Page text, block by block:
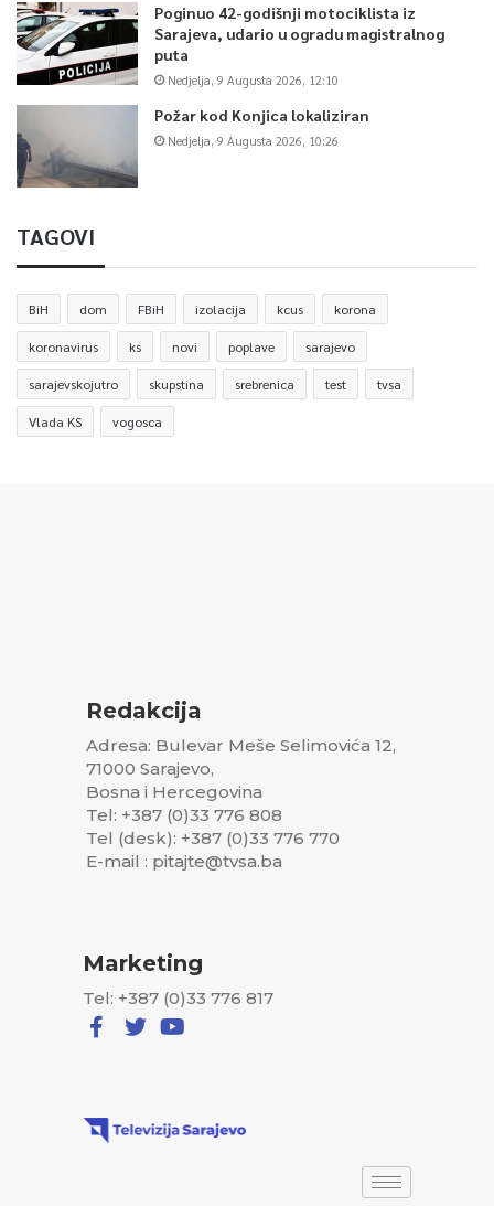
Poginuo 42-godišnji motociklista iz
Sarajeva, udario u ogradu magistralnog
puta
Nedjelja, 9 Augusta 2026, 12:10
Požar kod Konjica lokaliziran
Nedjelja, 9 Augusta 2026, 10:26
TAGOVI
BiH dom FBiH izolacija kcus korona
koronavirus ks novi poplave sarajevo
sarajevskojutro skupstina srebrenica test tvsa
Vlada KS vogosca
Redakcija
Adresa: Bulevar Meše Selimovića 12,
71000 Sarajevo,
Bosna i Hercegovina
Tel: +387 (0)33 776 808
Tel (desk): +387 (0)33 776 770
E-mail : pitajte@tvsa.ba
Marketing
Tel: +387 (0)33 776 817